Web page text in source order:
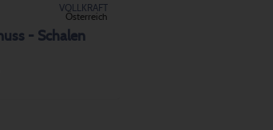
VOLLKRAFT
Österreich
- Schalen